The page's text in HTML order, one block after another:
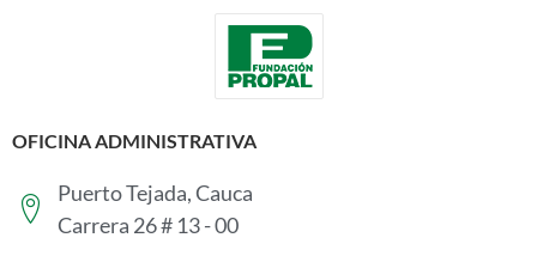
OFICINA ADMINISTRATIVA
Puerto Tejada, Cauca
Carrera 26 # 13 - 00